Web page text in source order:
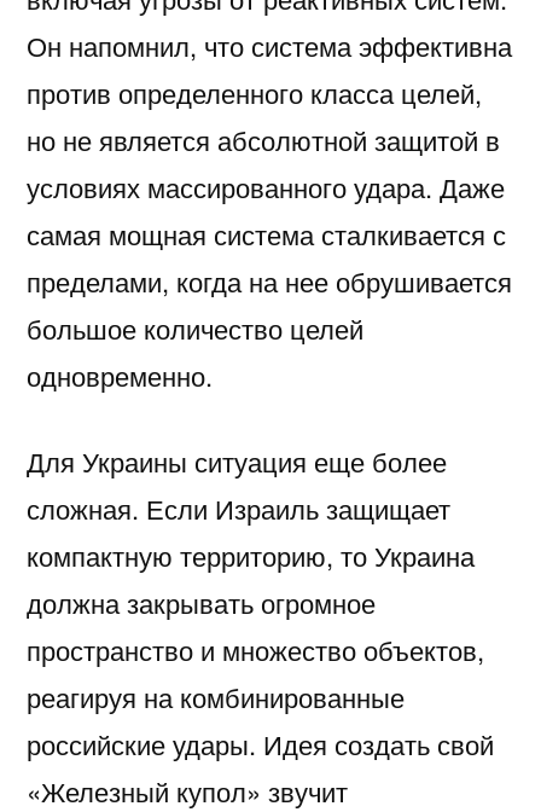
Он напомнил, что система эффективна
против определенного класса целей,
но не является абсолютной защитой в
условиях массированного удара. Даже
самая мощная система сталкивается с
пределами, когда на нее обрушивается
большое количество целей
одновременно.
Для Украины ситуация еще более
сложная. Если Израиль защищает
компактную территорию, то Украина
должна закрывать огромное
пространство и множество объектов,
реагируя на комбинированные
российские удары. Идея создать свой
«Железный купол» звучит